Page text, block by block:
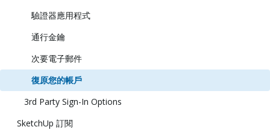
驗證器應用程式
通行金鑰
次要電子郵件
復原您的帳戶
3rd Party Sign-In Options
SketchUp 訂閱